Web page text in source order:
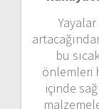
bu
önlemleri
içinde